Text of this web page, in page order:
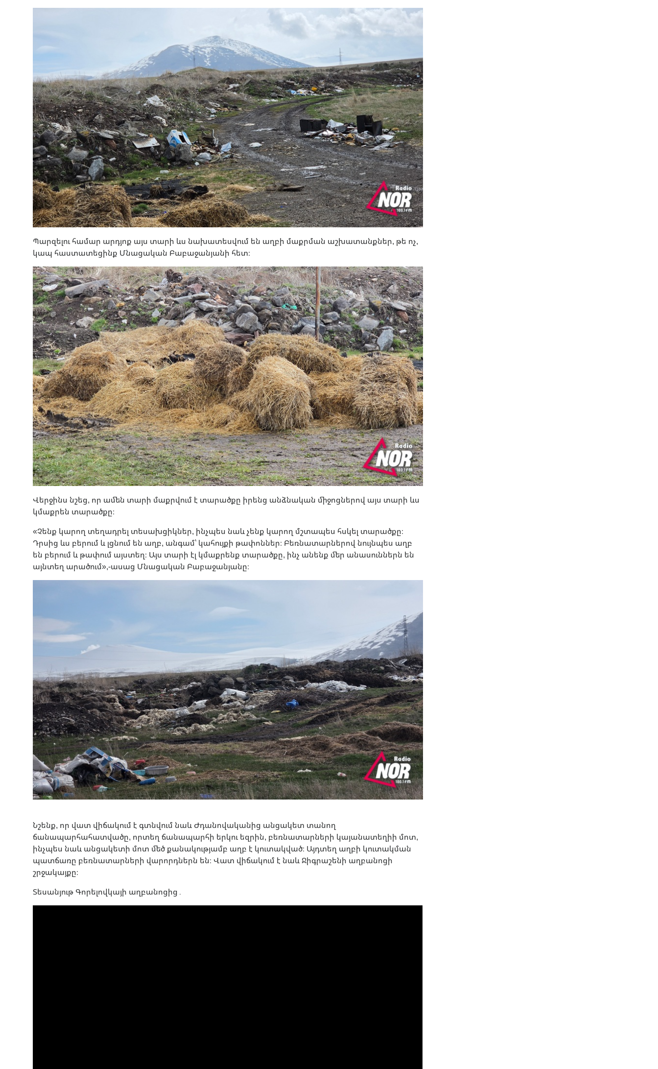
Պարզելու համար արդյոք այս տարի ևս նախատեսվում են աղբի մաքրման աշխատանքներ, թե ոչ,
կապ հաստատեցինք Մնացական Բաբաջանյանի հետ։
Վերջինս նշեց, որ ամեն տարի մաքրվում է տարածքը իրենց անձնական միջոցներով այս տարի ևս
կմաքրեն տարածքը։
«Չենք կարող տեղադրել տեսախցիկներ, ինչպես նաև չենք կարող մշտապես հսկել տարածքը։
Դրսից ևս բերում և լցնում են աղբ, անգամ՝ կահույքի թափոններ։ Բեռնատարներով նույնպես աղբ
են բերում և թափում այստեղ։ Այս տարի էլ կմաքրենք տարածքը, ինչ անենք մեր անասուններն են
այնտեղ արածում»,-ասաց Մնացական Բաբաջանյանը։
Նշենք, որ վատ վիճակում է գտնվում նաև Ժդանովականից անցակետ տանող
ճանապարհահատվածը, որտեղ ճանապարհի երկու եզրին, բեռնատարների կայանատեղիի մոտ,
ինչպես նաև անցակետի մոտ մեծ քանակությամբ աղբ է կուտակված։ Այդտեղ աղբի կուտակման
պատճառը բեռնատարների վարորդներն են։ Վատ վիճակում է նաև Ջիգրաշենի աղբանոցի
շրջակայքը։
Տեսանյութ Գորելովկայի աղբանոցից․